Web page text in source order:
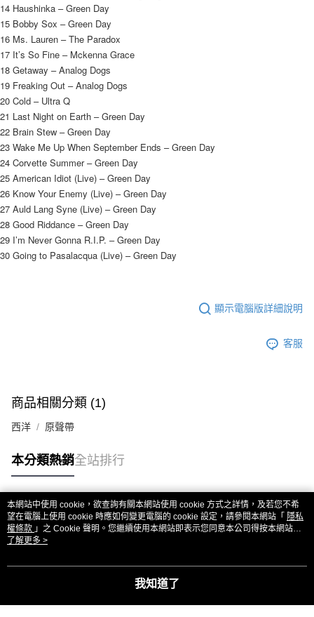
14 Haushinka – Green Day
15 Bobby Sox – Green Day
16 Ms. Lauren – The Paradox
17 It’s So Fine – Mckenna Grace
18 Getaway – Analog Dogs
19 Freaking Out – Analog Dogs
20 Cold – Ultra Q
21 Last Night on Earth – Green Day
22 Brain Stew – Green Day
23 Wake Me Up When September Ends – Green Day
24 Corvette Summer – Green Day
25 American Idiot (Live) – Green Day
26 Know Your Enemy (Live) – Green Day
27 Auld Lang Syne (Live) – Green Day
28 Good Riddance – Green Day
29 I’m Never Gonna R.I.P. – Green Day
30 Going to Pasalacqua (Live) – Green Day
顯示電腦版詳細說明
客服
商品相關分類 (1)
西洋 原聲帶
本分類熱銷全站排行
熱門標籤
本網站中使用 cookie，欲查詢有關本網站使用 cookie 方式之詳情，及若您不希
望在電腦上使用 cookie 時應如何變更電腦的 cookie 設定，請參閱本網站「 隱私
權條款 」之 Cookie 聲明。您繼續使用本網站即表示您同意本公司得按本網站使
用條款之 Cookie 聲明使用 cookie。
了解更多 >
我知道了